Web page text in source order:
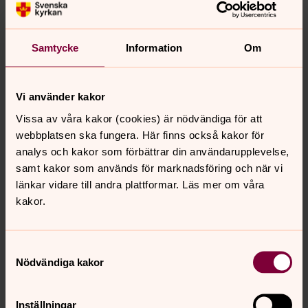
Samtycke Information Om
Vi använder kakor
Vissa av våra kakor (cookies) är nödvändiga för att
webbplatsen ska fungera. Här finns också kakor för
analys och kakor som förbättrar din användarupplevelse,
samt kakor som används för marknadsföring och när vi
länkar vidare till andra plattformar. Läs mer om våra
kakor.
Nödvändiga kakor
Inställningar
Direkt:
0320-18280
076-1149173
SMS:
076 1149173